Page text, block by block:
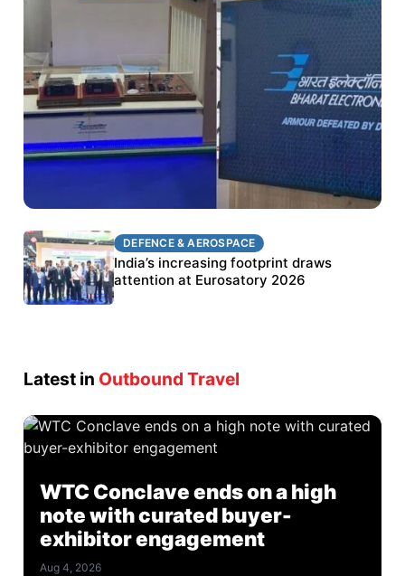
DEFENCE & AEROSPACE
BEL targets stronger export growth through
Eurosatory participation
DEFENCE & AEROSPACE
India’s increasing footprint draws
attention at Eurosatory 2026
Latest in Outbound Travel
WTC Conclave ends on a high
note with curated buyer-
exhibitor engagement
Aug 4, 2026